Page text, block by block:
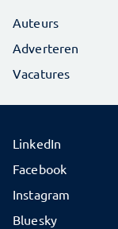
Auteurs
Adverteren
Vacatures
LinkedIn
Facebook
Instagram
Bluesky